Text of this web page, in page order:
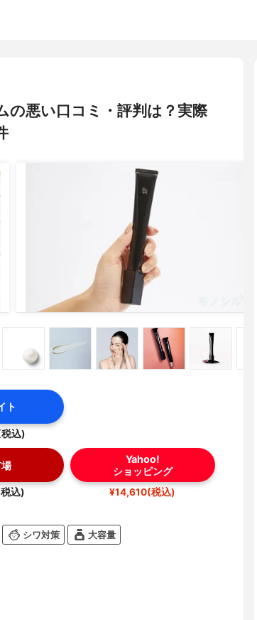
悪い口コミ・評判は？実際
ト
込)
込)
Yahoo!
ショッピング
¥14,610(税込)
シワ対策 大容量